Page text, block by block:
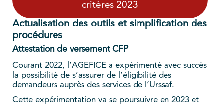
critères 2023
Actualisation des outils et simplification des
procédures
Attestation de versement CFP
Courant 2022, l’AGEFICE a expérimenté avec succès
la possibilité de s’assurer de l’éligibilité des
demandeurs auprès des services de l’Urssaf.
Cette expérimentation va se poursuivre en 2023 et